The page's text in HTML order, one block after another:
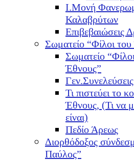
Ι.Μονή
Καλαβρύτων
Επιβεβαιώσεις
Σωματείο “Φίλοι
Σωματείο
Έθνους”
Τι πιστεύει το
Έθνους, (Τι να
είναι)
Πεδίο Άρεως
Διορθόδοξος
Παύλος”